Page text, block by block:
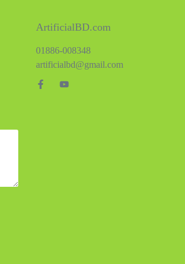
ArtificialBD.com
01886-008348
artificialbd@gmail.com